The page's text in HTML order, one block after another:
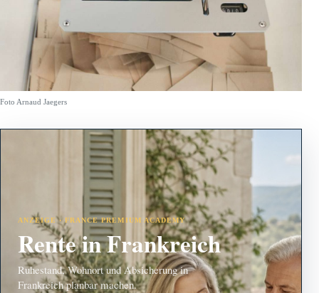
Foto Arnaud Jaegers
ANZEIGE · FRANCE PREMIUM ACADEMY
Rente in Frankreich
Ruhestand, Wohnort und Absicherung in
Frankreich planbar machen.